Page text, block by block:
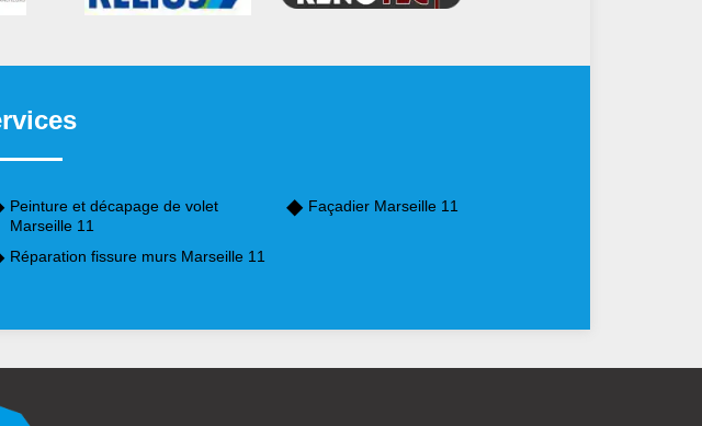
Peinture et décapage de volet
Marseille 11
Réparation fissure murs Marseille 11
Façadier Marseille 11